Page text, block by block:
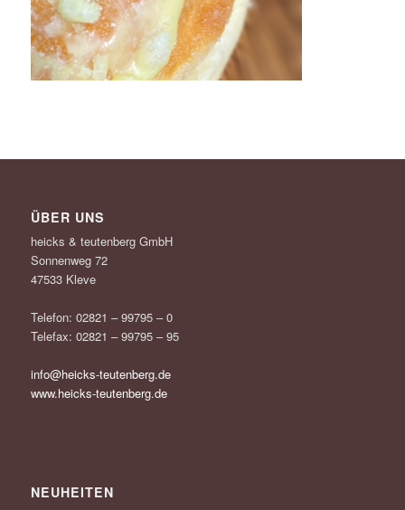
ÜBER UNS
heicks & teutenberg GmbH
Sonnenweg 72
47533 Kleve
Telefon: 02821 – 99795 – 0
Telefax: 02821 – 99795 – 95
info@heicks-teutenberg.de
www.heicks-teutenberg.de
NEUHEITEN